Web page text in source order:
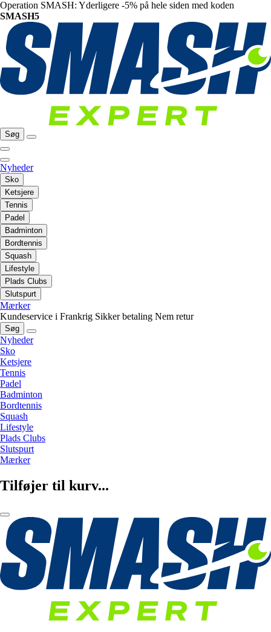
Operation SMASH: Yderligere -5% på hele siden med koden
SMASH5
Søg
Nyheder
Sko
Ketsjere
Tennis
Padel
Badminton
Bordtennis
Squash
Lifestyle
Plads Clubs
Slutspurt
Mærker
Kundeservice i Frankrig Sikker betaling Nem retur
Søg
Nyheder
Sko
Ketsjere
Tennis
Padel
Badminton
Bordtennis
Squash
Lifestyle
Plads Clubs
Slutspurt
Mærker
Tilføjer til kurv...